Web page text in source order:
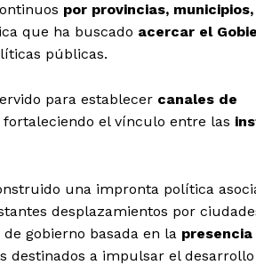
por provincias,
que ha buscado acercar el
públicas.
para establecer canales de
el vínculo entre las
una impronta política
desplazamientos por
gobierno basada en la
destinados a impulsar el